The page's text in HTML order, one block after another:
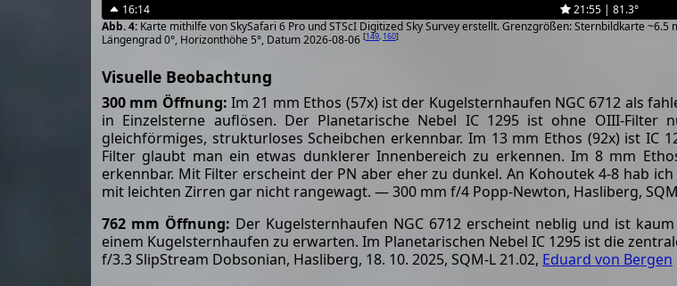
16:14 21:55 | 81.3°
Karte mithilfe von SkySafari 6 Pro und STScI Digitized Sky Survey erstellt. Grenzgrößen: Sternbildkarte
Längengrad 0°, Horizonthöhe 5°, Datum 2026-08-06 [149, 160]
Visuelle Beobachtung
300 mm Öffnung: Im 21 mm Ethos (57x) ist der Kugelsternhaufen NGC 6712 als
in Einzelsterne auflösen. Der Planetarische Nebel IC 1295 ist ohne OIII-
gleichförmiges, strukturloses Scheibchen erkennbar. Im 13 mm Ethos (92x) ist
Filter glaubt man ein etwas dunklerer Innenbereich zu erkennen. Im 8 mm
erkennbar. Mit Filter erscheint der PN aber eher zu dunkel. An Kohoutek 4-8 hab
mit leichten Zirren gar nicht rangewagt. — 300 mm f/4 Popp-Newton, Hasliberg, SQM
762 mm Öffnung: Der Kugelsternhaufen NGC 6712 erscheint neblig und ist
einem Kugelsternhaufen zu erwarten. Im Planetarischen Nebel IC 1295 ist die
f/3.3 SlipStream Dobsonian, Hasliberg, 18. 10. 2025, SQM-L 21.02, Eduard von Bergen